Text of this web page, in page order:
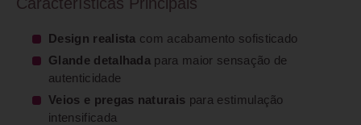
Design realista com acabamento sofisticado
Glande detalhada para maior sensação de
autenticidade
Veios e pregas naturais para estimulação
intensificada